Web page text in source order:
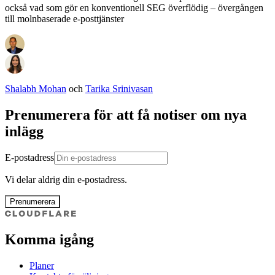
också vad som gör en konventionell SEG överflödig – övergången
till molnbaserade e-posttjänster
Shalabh Mohan och Tarika Srinivasan
Prenumerera för att få notiser om nya
inlägg
E-postadress
Vi delar aldrig din e-postadress.
Prenumerera
Komma igång
Planer